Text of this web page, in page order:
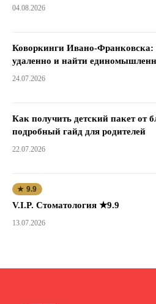
04.08.2026
Коворкинги Ивано-Франковска:
удаленно и найти
24.07.2026
Как получить детский пакет от
подробный гайд для родителей
22.07.2026
★ 9.9
V.I.P. Стоматология ★9.9
13.07.2026